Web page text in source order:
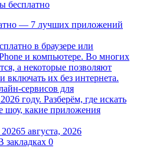
— 7 лучших приложений
в браузере или
и компьютере. Во многих
а некоторые позволяют
включать их без интернета.
сервисов для
году. Разберём, где искать
шоу, какие приложения
20265 августа, 2026
закладках 0